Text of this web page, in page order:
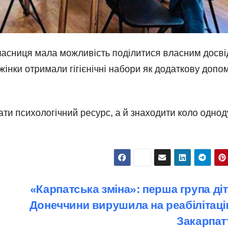
мала можливість поділитися власним
отримали гігієнічні набори як додаткову
психологічний ресурс, а й знаходити коло
«Карпатська зміна»: перша група
Донеччини вирушила на